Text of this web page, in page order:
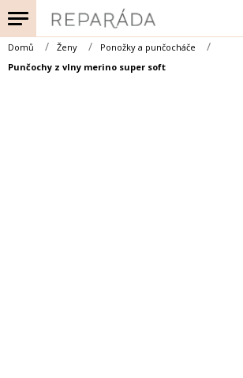
na
obsah
Domů Ženy
Ponožky a punčocháče
Punčochy z vlny merino super soft